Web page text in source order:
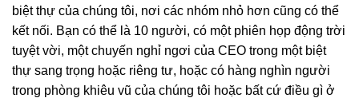
biệt thự của chúng tôi, nơi các nhóm nhỏ hơn cũng có thể
kết nối. Bạn có thể là 10 người, có một phiên họp động trời
tuyệt vời, một chuyến nghỉ ngơi của CEO trong một biệt
thự sang trọng hoặc riêng tư, hoặc có hàng nghìn người
trong phòng khiêu vũ của chúng tôi hoặc bất cứ điều gì ở